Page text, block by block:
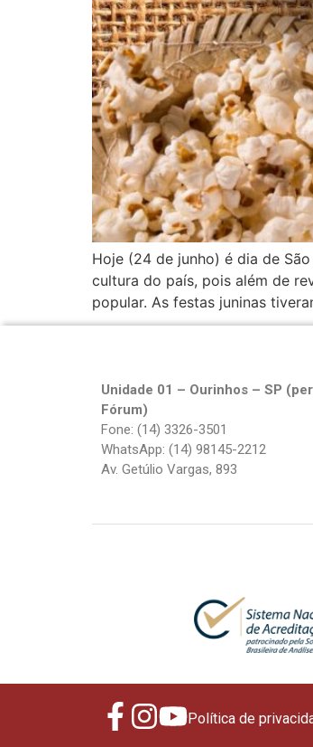
Hoje (24 de junho) é dia de
cultura do país, pois além de
popular. As festas juninas
Unidade 01 – Ourinhos – SP
Fórum)
Fone: (14) 3326-3501
WhatsApp: (14) 98145-2212
Av. Getúlio Vargas, 893
Política de